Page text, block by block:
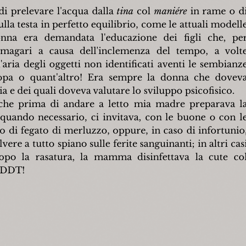
prelevare l'acqua dalla tina col maniére in rame o
testa in perfetto equilibrio, come le attuali
era demandata l'educazione dei figli che,
a causa dell'inclemenza del tempo, a
degli oggetti non identificati aventi le
o quant'altro! Era sempre la donna che
e dei quali doveva valutare lo sviluppo psicofisico.
prima di andare a letto mia madre preparava
necessario, ci invitava, con le buone o con
di fegato di merluzzo, oppure, in caso di
a tutto spiano sulle ferite sanguinanti; in altri
la rasatura, la mamma disinfettava la cute